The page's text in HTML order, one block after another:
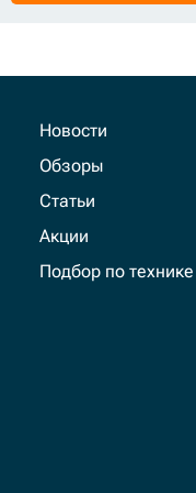
Новости
Обзоры
Статьи
Акции
Подбор по технике